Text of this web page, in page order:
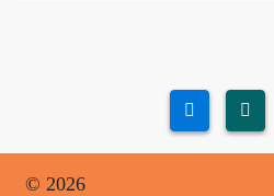
© 2026